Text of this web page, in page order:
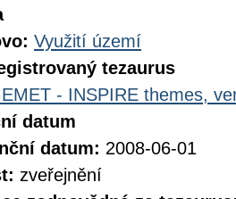
Využití území
tezaurus
- INSPIRE themes,
datum
datum: 2008-06-01
zveřejnění